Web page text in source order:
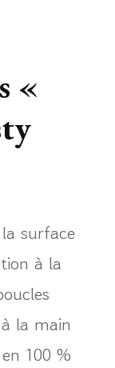
«
surface
à la
la main
100 %